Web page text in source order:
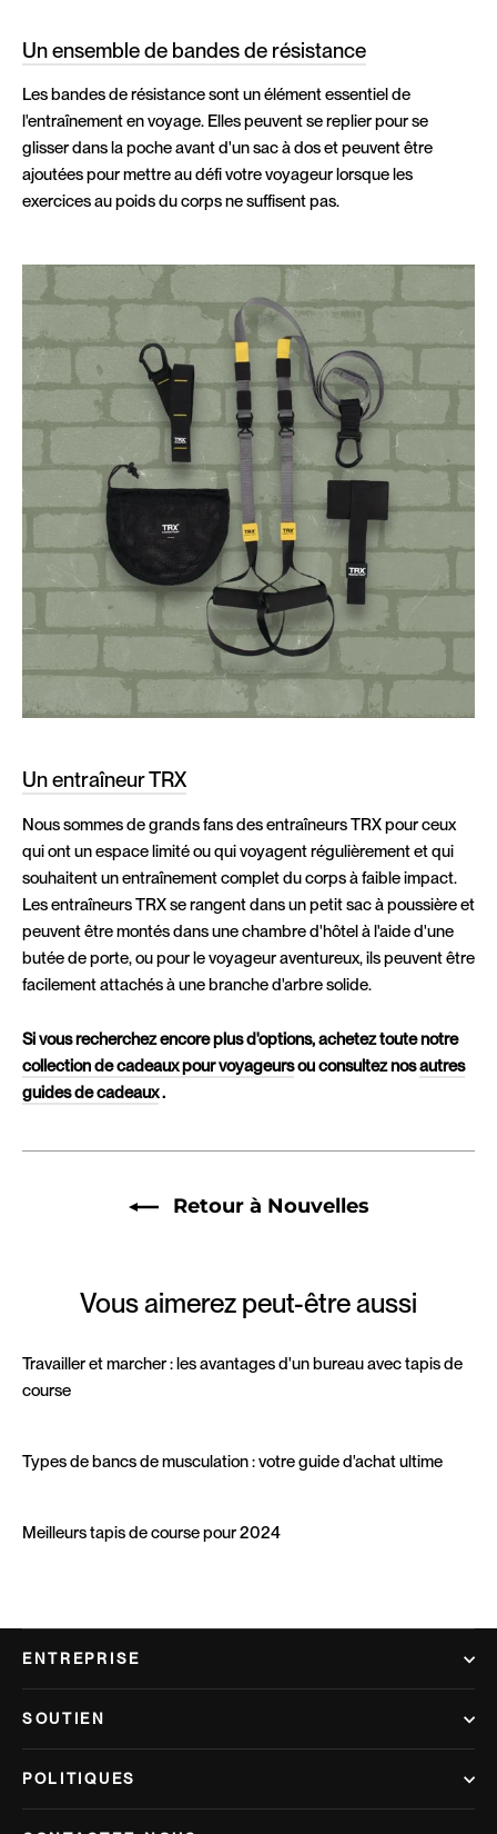
Un ensemble de bandes de résistance
Les bandes de résistance sont un élément essentiel de
l'entraînement en voyage. Elles peuvent se replier pour se
glisser dans la poche avant d'un sac à dos et peuvent être
ajoutées pour mettre au défi votre voyageur lorsque les
exercices au poids du corps ne suffisent pas.
Un entraîneur TRX
Nous sommes de grands fans des entraîneurs TRX pour ceux
qui ont un espace limité ou qui voyagent régulièrement et qui
souhaitent un entraînement complet du corps à faible impact.
Les entraîneurs TRX se rangent dans un petit sac à poussière et
peuvent être montés dans une chambre d'hôtel à l'aide d'une
butée de porte, ou pour le voyageur aventureux, ils peuvent être
facilement attachés à une branche d'arbre solide.
Si vous recherchez encore plus d'options, achetez toute notre
collection de cadeaux pour voyageursou consultez nosautres
guides de cadeaux.
Retour à Nouvelles
Vous aimerez peut-être aussi
Travailler et marcher : les avantages d'un bureau avec tapis de
course
Types de bancs de musculation : votre guide d'achat ultime
Meilleurs tapis de course pour 2024
ENTREPRISE
SOUTIEN
POLITIQUES